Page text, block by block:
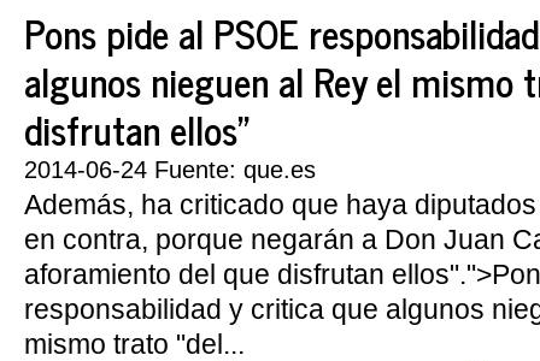
Pons pide al PSOE
algunos nieguen al Rey el mismo
disfrutan ellos"
2014-06-24 Fuente: que.es
Además, ha criticado que haya
en contra, porque negarán a Don Juan
aforamiento del que disfrutan
responsabilidad y critica que algunos
mismo trato "del...